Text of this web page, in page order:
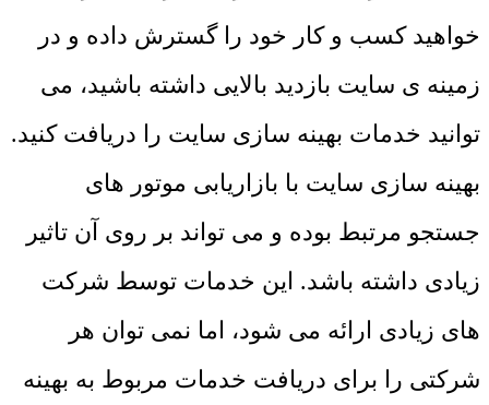
خواهید کسب و کار خود را گسترش داده و در
زمینه ی سایت بازدید بالایی داشته باشید، می
توانید خدمات بهینه سازی سایت را دریافت کنید.
بهینه سازی سایت با بازاریابی موتور های
جستجو مرتبط بوده و می تواند بر روی آن تاثیر
زیادی داشته باشد. این خدمات توسط شرکت
های زیادی ارائه می شود، اما نمی توان هر
شرکتی را برای دریافت خدمات مربوط به بهینه